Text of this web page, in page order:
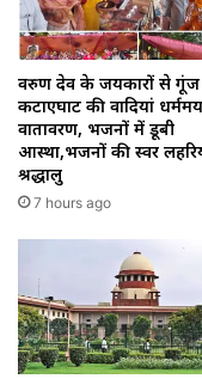
वरुण देव के जयकारों से गूंज
कटाएघाट की वादियां
वातावरण, भजनों में डूबी
आस्था,भजनों की स्वर
श्रद्धालु
7 hours ago